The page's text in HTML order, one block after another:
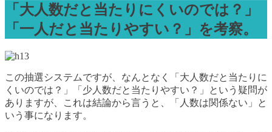
「大人数だと当たりにくいのでは？」
「一人だと当たりやすい？」を考察。
この抽選システムですが、なんとなく「大人数だと当たりに
くいのでは？」「少人数だと当たりやすい？」という疑問が
ありますが、これは結論から言うと、「人数は関係ない」と
いう事になります。